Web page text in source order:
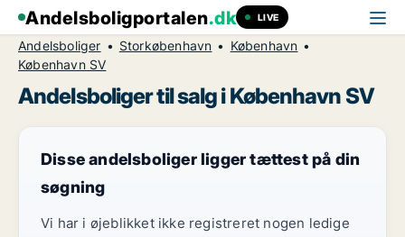
Andelsboligportalen.dk LIVE
Andelsboliger Storkøbenhavn
København
København SV
Andelsboliger til salg i København SV
Disse andelsboliger ligger tættest på din
søgning
Vi har i øjeblikket ikke registreret nogen ledige